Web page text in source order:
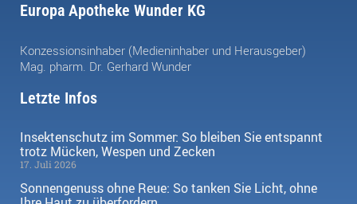
Europa Apotheke Wunder KG
Konzessionsinhaber (Medieninhaber und Herausgeber)
Mag. pharm. Dr. Gerhard Wunder
Letzte Infos
Insektenschutz im Sommer: So bleiben Sie entspannt
trotz Mücken, Wespen und Zecken
17. Juli 2026
Sonnengenuss ohne Reue: So tanken Sie Licht, ohne